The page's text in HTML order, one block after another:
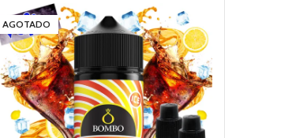
AGOTADO